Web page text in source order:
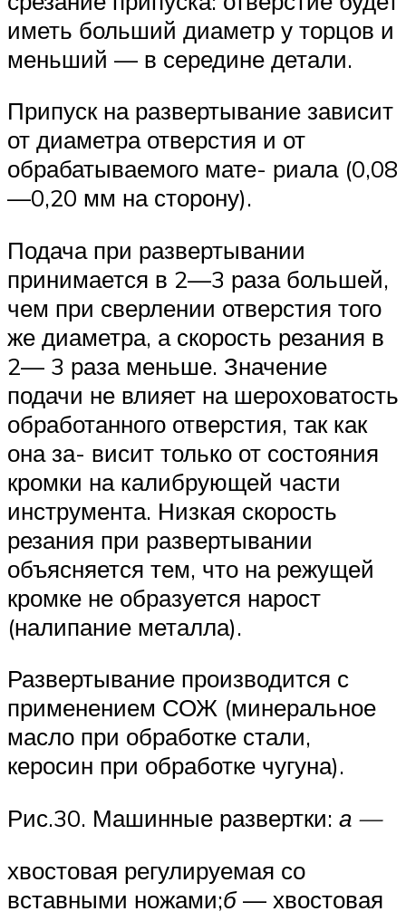
иметь больший диаметр у торцов и
меньший — в середине детали.
Припуск на развертывание зависит
от диаметра отверстия и от
обрабатываемого мате- риала (0,08
—0,20 мм на сторону).
Подача при развертывании
принимается в 2—3 раза большей,
чем при сверлении отверстия того
же диаметра, а скорость резания в
2— 3 раза меньше. Значение
подачи не влияет на шероховатость
обработанного отверстия, так как
она за- висит только от состояния
кромки на калибрующей части
инструмента. Низкая скорость
резания при развертывании
объясняется тем, что на режущей
кромке не образуется нарост
(налипание металла).
Развертывание производится с
применением СОЖ (минеральное
масло при обработке стали,
керосин при обработке чугуна).
Рис.30. Машинные развертки: а —
хвостовая регулируемая со
вставными ножами;б— хвостовая